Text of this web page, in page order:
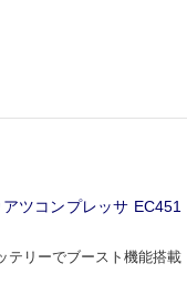
目利き、両社のアフター
ツコンプレッサ EC451
テリーでブースト機能搭載